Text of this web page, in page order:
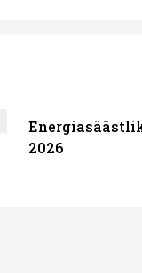
2026